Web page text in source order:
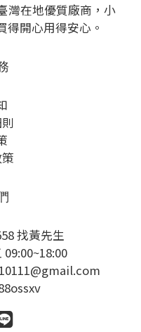
灣在地優質廠商，小
得開心用得安心。
找黃先生